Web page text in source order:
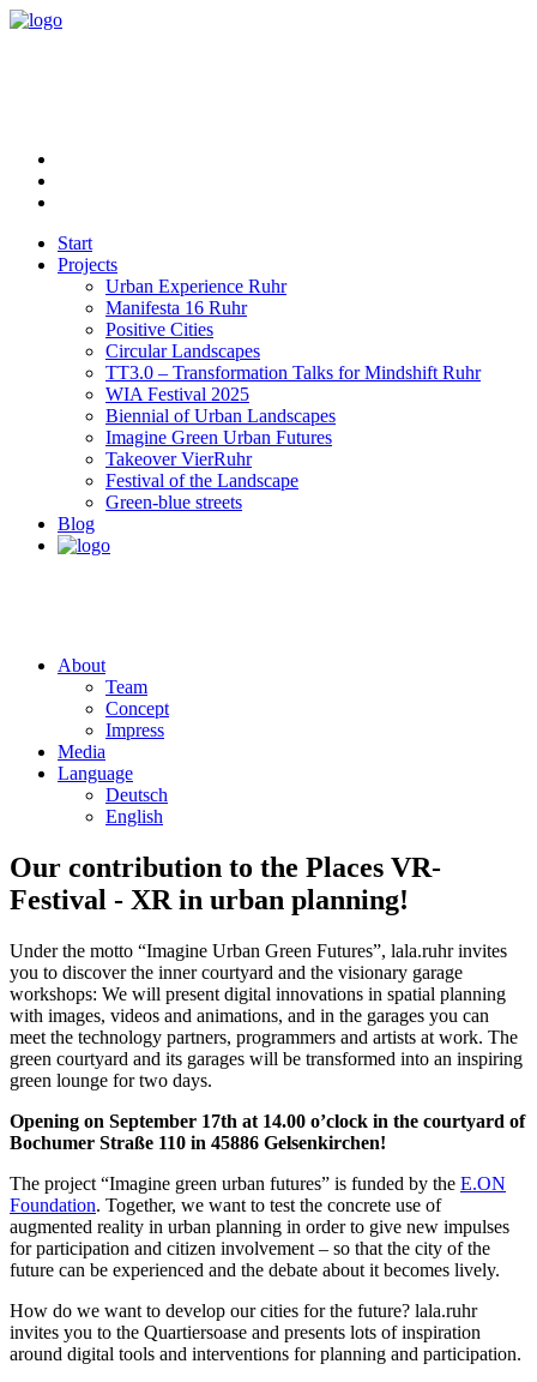
Start
Projects
Urban Experience Ruhr
Manifesta 16 Ruhr
Positive Cities
Circular Landscapes
TT3.0 – Transformation Talks for Mindshift Ruhr
WIA Festival 2025
Biennial of Urban Landscapes
Imagine Green Urban Futures
Takeover VierRuhr
Festival of the Landscape
Green-blue streets
Blog
About
Team
Concept
Impress
Media
Language
Deutsch
English
Our contribution to the Places VR-
Festival - XR in urban planning!
Under the motto “Imagine Urban Green Futures”, lala.ruhr invites
you to discover the inner courtyard and the visionary garage
workshops: We will present digital innovations in spatial planning
with images, videos and animations, and in the garages you can
meet the technology partners, programmers and artists at work. The
green courtyard and its garages will be transformed into an inspiring
green lounge for two days.
Opening on September 17th at 14.00 o’clock in the courtyard of
Bochumer Straße 110 in 45886 Gelsenkirchen!
The project “Imagine green urban futures” is funded by the E.ON
Foundation. Together, we want to test the concrete use of
augmented reality in urban planning in order to give new impulses
for participation and citizen involvement – so that the city of the
future can be experienced and the debate about it becomes lively.
How do we want to develop our cities for the future? lala.ruhr
invites you to the Quartiersoase and presents lots of inspiration
around digital tools and interventions for planning and participation.